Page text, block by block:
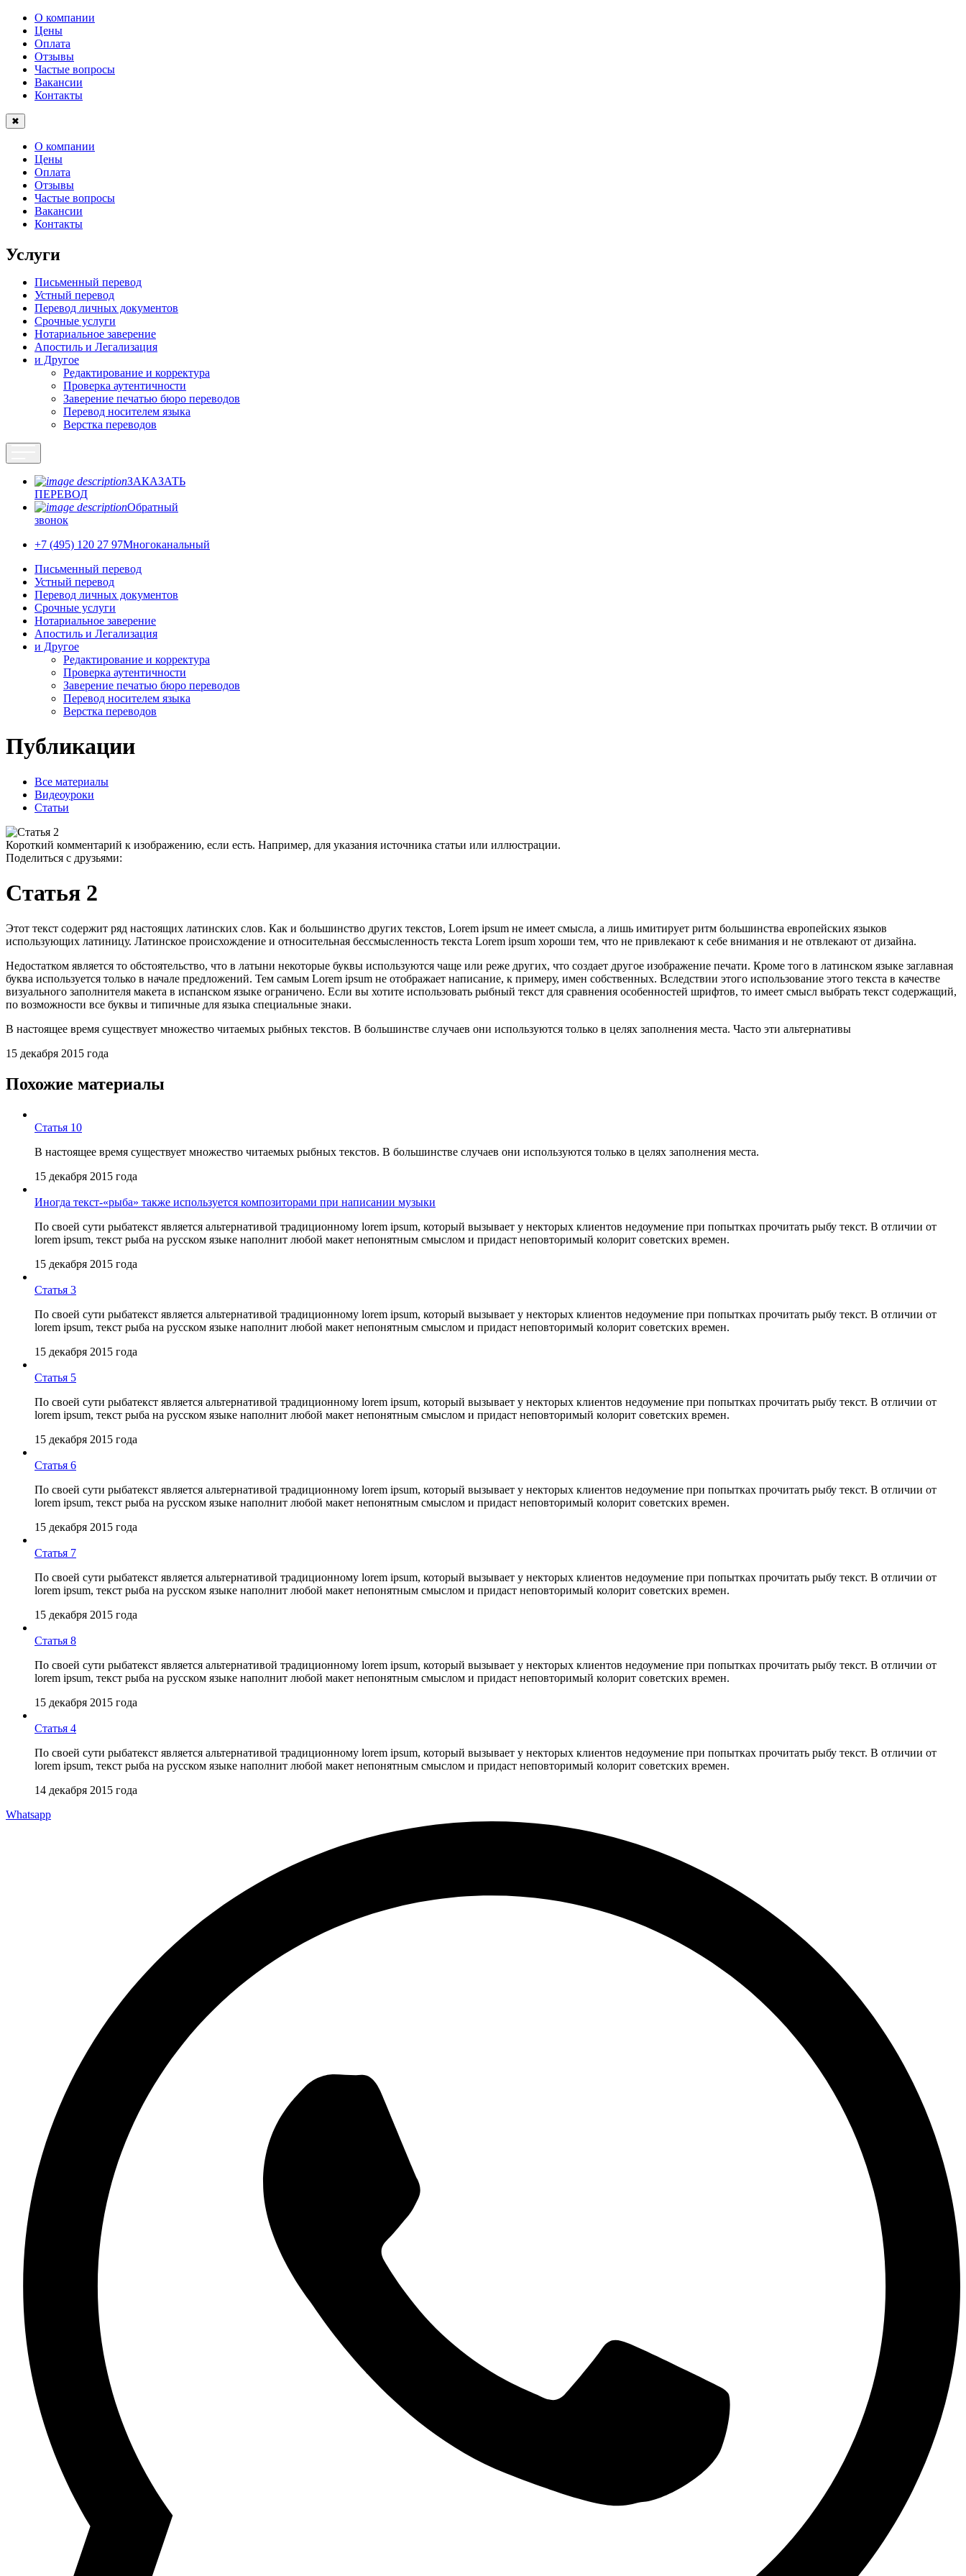
О компании
Цены
Оплата
Отзывы
Частые вопросы
Вакансии
Контакты
✖
О компании
Цены
Оплата
Отзывы
Частые вопросы
Вакансии
Контакты
Услуги
Письменный перевод
Устный перевод
Перевод личных документов
Срочные услуги
Нотариальное заверение
Апостиль и Легализация
и Другое
Редактирование и корректура
Проверка аутентичности
Заверение печатью бюро переводов
Перевод носителем языка
Верстка переводов
ЗАКАЗАТЬ
ПЕРЕВОД
Обратный
звонок
+7 (495) 120 27 97Многоканальный
Письменный перевод
Устный перевод
Перевод личных документов
Срочные услуги
Нотариальное заверение
Апостиль и Легализация
и Другое
Редактирование и корректура
Проверка аутентичности
Заверение печатью бюро переводов
Перевод носителем языка
Верстка переводов
Публикации
Все материалы
Видеоуроки
Статьи
Короткий комментарий к изображению, если есть. Например, для указания источника статьи или иллюстрации.
Поделиться с друзьями:
Статья 2
Этот текст содержит ряд настоящих латинских слов. Как и большинство других текстов, Lorem ipsum не имеет смысла, а лишь имитирует ритм большинства европейских языков
использующих латиницу. Латинское происхождение и относительная бессмысленность текста Lorem ipsum хороши тем, что не привлекают к себе внимания и не отвлекают от дизайна.
Недостатком является то обстоятельство, что в латыни некоторые буквы используются чаще или реже других, что создает другое изображение печати. Кроме того в латинском языке заглавная
буква используется только в начале предложений. Тем самым Lorem ipsum не отображает написание, к примеру, имен собственных. Вследствии этого использование этого текста в качестве
визуального заполнителя макета в испанском языке ограничено. Если вы хотите использовать рыбный текст для сравнения особенностей шрифтов, то имеет смысл выбрать текст содержащий,
по возможности все буквы и типичные для языка специальные знаки.
В настоящее время существует множество читаемых рыбных текстов. В большинстве случаев они используются только в целях заполнения места. Часто эти альтернативы
15 декабря 2015 года
Похожие материалы
Статья 10
В настоящее время существует множество читаемых рыбных текстов. В большинстве случаев они используются только в целях заполнения места.
15 декабря 2015 года
Иногда текст-«рыба» также используется композиторами при написании музыки
По своей сути рыбатекст является альтернативой традиционному lorem ipsum, который вызывает у некторых клиентов недоумение при попытках прочитать рыбу текст. В отличии от
lorem ipsum, текст рыба на русском языке наполнит любой макет непонятным смыслом и придаст неповторимый колорит советских времен.
15 декабря 2015 года
Статья 3
По своей сути рыбатекст является альтернативой традиционному lorem ipsum, который вызывает у некторых клиентов недоумение при попытках прочитать рыбу текст. В отличии от
lorem ipsum, текст рыба на русском языке наполнит любой макет непонятным смыслом и придаст неповторимый колорит советских времен.
15 декабря 2015 года
Статья 5
По своей сути рыбатекст является альтернативой традиционному lorem ipsum, который вызывает у некторых клиентов недоумение при попытках прочитать рыбу текст. В отличии от
lorem ipsum, текст рыба на русском языке наполнит любой макет непонятным смыслом и придаст неповторимый колорит советских времен.
15 декабря 2015 года
Статья 6
По своей сути рыбатекст является альтернативой традиционному lorem ipsum, который вызывает у некторых клиентов недоумение при попытках прочитать рыбу текст. В отличии от
lorem ipsum, текст рыба на русском языке наполнит любой макет непонятным смыслом и придаст неповторимый колорит советских времен.
15 декабря 2015 года
Статья 7
По своей сути рыбатекст является альтернативой традиционному lorem ipsum, который вызывает у некторых клиентов недоумение при попытках прочитать рыбу текст. В отличии от
lorem ipsum, текст рыба на русском языке наполнит любой макет непонятным смыслом и придаст неповторимый колорит советских времен.
15 декабря 2015 года
Статья 8
По своей сути рыбатекст является альтернативой традиционному lorem ipsum, который вызывает у некторых клиентов недоумение при попытках прочитать рыбу текст. В отличии от
lorem ipsum, текст рыба на русском языке наполнит любой макет непонятным смыслом и придаст неповторимый колорит советских времен.
15 декабря 2015 года
Статья 4
По своей сути рыбатекст является альтернативой традиционному lorem ipsum, который вызывает у некторых клиентов недоумение при попытках прочитать рыбу текст. В отличии от
lorem ipsum, текст рыба на русском языке наполнит любой макет непонятным смыслом и придаст неповторимый колорит советских времен.
14 декабря 2015 года
Whatsapp